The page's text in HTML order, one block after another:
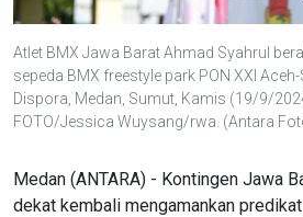
Atlet BMX Jawa Barat Ahmad Syahrul
sepeda BMX freestyle park PON XXI
Dispora, Medan, Sumut, Kamis (19/9/
FOTO/Jessica Wuysang/rwa. (Antara
Medan (ANTARA) - Kontingen Jawa
dekat kembali mengamankan